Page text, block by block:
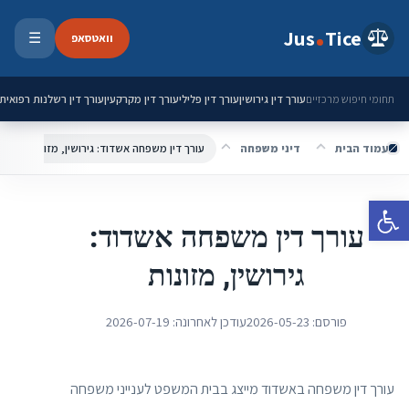
פתח סרגל נגישות
Jus Tice וואטסאפ ☰
תחומי חיפוש מרכזייםעורך דין גירושיןעורך דין פליליעורך דין מקרקעיןעורך דין רשלנות רפואית
עמוד הבית דיני משפחה עורך דין משפחה אשדוד: גירושין, מזונות
עורך דין משפחה אשדוד:
גירושין, מזונות
פורסם: 2026-05-23עודכן לאחרונה: 2026-07-19
עורך דין משפחה באשדוד מייצג בבית המשפט לענייני משפחה